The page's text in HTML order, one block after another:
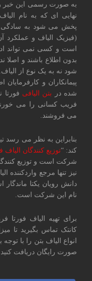
به صورت رسمی این خبر
نهایی ای که به نام
پخش می شود به سادگی
(فیزیک الیاف و عملکرد
است و کسی نمی تواند
بدون اطلاع باشند و اصلا
پیمانکاران و
شده در بتن الیافی
فریب کسانی را می خورند
می فروشند.
بنابراین به نظر می رسد
کند: “توزیع کنندگان الیاف
شرکت است و توزیع
دانش رویان یکتا ماندگار
نام این شرکت است.
برای تهیه الیاف فورتا
کانتک تماس بگیرید تا
انواع الیاف بتن را با
صورت رایگان دریافت